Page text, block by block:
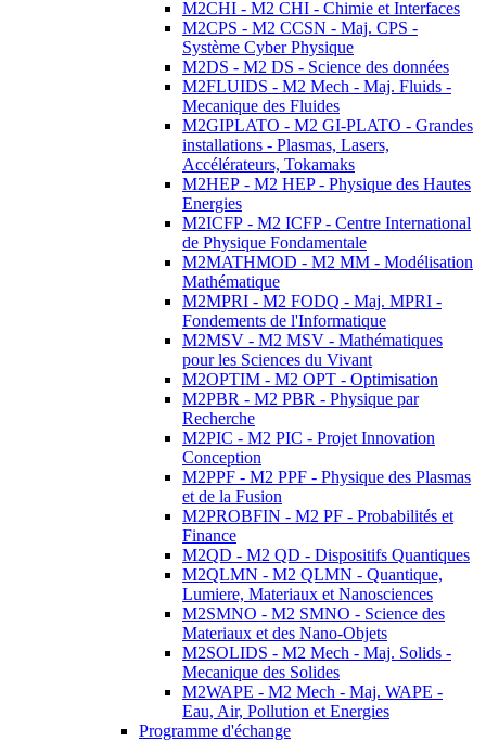
M2CHI - M2 CHI - Chimie et Interfaces
M2CPS - M2 CCSN - Maj. CPS -
Système Cyber Physique
M2DS - M2 DS - Science des données
M2FLUIDS - M2 Mech - Maj. Fluids -
Mecanique des Fluides
M2GIPLATO - M2 GI-PLATO - Grandes
installations - Plasmas, Lasers,
Accélérateurs, Tokamaks
M2HEP - M2 HEP - Physique des Hautes
Energies
M2ICFP - M2 ICFP - Centre International
de Physique Fondamentale
M2MATHMOD - M2 MM - Modélisation
Mathématique
M2MPRI - M2 FODQ - Maj. MPRI -
Fondements de l'Informatique
M2MSV - M2 MSV - Mathématiques
pour les Sciences du Vivant
M2OPTIM - M2 OPT - Optimisation
M2PBR - M2 PBR - Physique par
Recherche
M2PIC - M2 PIC - Projet Innovation
Conception
M2PPF - M2 PPF - Physique des Plasmas
et de la Fusion
M2PROBFIN - M2 PF - Probabilités et
Finance
M2QD - M2 QD - Dispositifs Quantiques
M2QLMN - M2 QLMN - Quantique,
Lumiere, Materiaux et Nanosciences
M2SMNO - M2 SMNO - Science des
Materiaux et des Nano-Objets
M2SOLIDS - M2 Mech - Maj. Solids -
Mecanique des Solides
M2WAPE - M2 Mech - Maj. WAPE -
Eau, Air, Pollution et Energies
Programme d'échange